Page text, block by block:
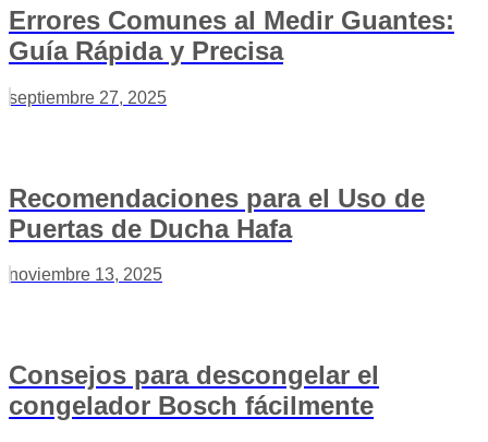
Errores Comunes al Medir Guantes:
Guía Rápida y Precisa
septiembre 27, 2025
Recomendaciones para el Uso de
Puertas de Ducha Hafa
noviembre 13, 2025
Consejos para descongelar el
congelador Bosch fácilmente